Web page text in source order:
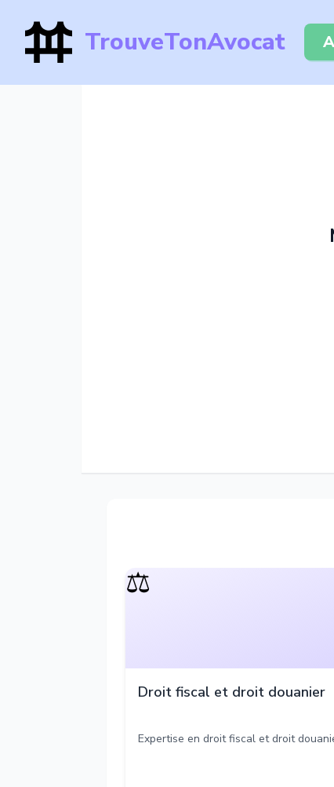
TrouveTonAvocat
⚖️
Droit fiscal et droit douanier
Expertise en droit fiscal et droit